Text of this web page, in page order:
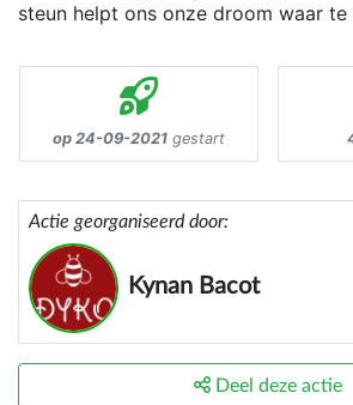
steun helpt ons onze droom waar te
op 24-09-2021 gestart
Actie georganiseerd door:
Kynan Bacot
Deel deze actie